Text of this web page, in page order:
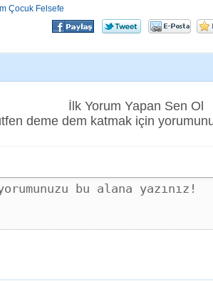
Çocuk Felsefe
İlk Yorum Yapan Sen Ol
deme dem katmak için